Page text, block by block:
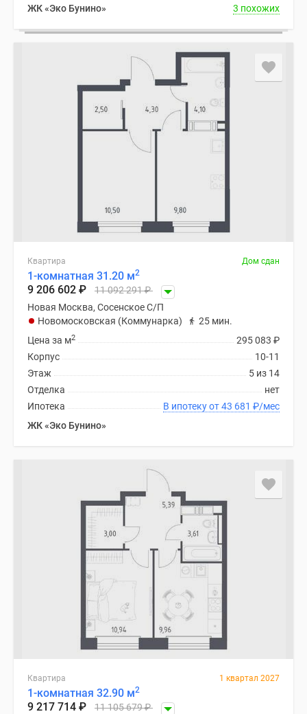
ЖК «Эко Бунино»
3 похожих
Квартира Дом сдан
1-комнатная 31.20 м2
9 206 602 ₽ 11 092 291₽
Новая Москва, Сосенское С/П
Новомосковская (Коммунарка)
25 мин.
295 083 ₽
Цена за м2
10-11
Корпус
5 из 14
Этаж
нет
Отделка
В ипотеку от 43 681 ₽/мес
Ипотека
ЖК «Эко Бунино»
Квартира 1 квартал 2027
1-комнатная 32.90 м2
9 217 714 ₽ 11 105 679₽